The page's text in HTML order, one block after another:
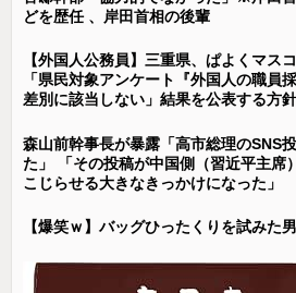
どを歴任 、岸田首相の後輩
【外国人公務員】三重県、ぱよくマス
「県民対象アンケート『外国人の職員
差別に該当しない」結果を公表する方
森山前幹事長が暴露「高市総理のSNS
た」 「その投稿が中国側（習近平主席
こじらせる大きなきっかけになった」
【爆笑ｗ】バッグひったくりを試みた